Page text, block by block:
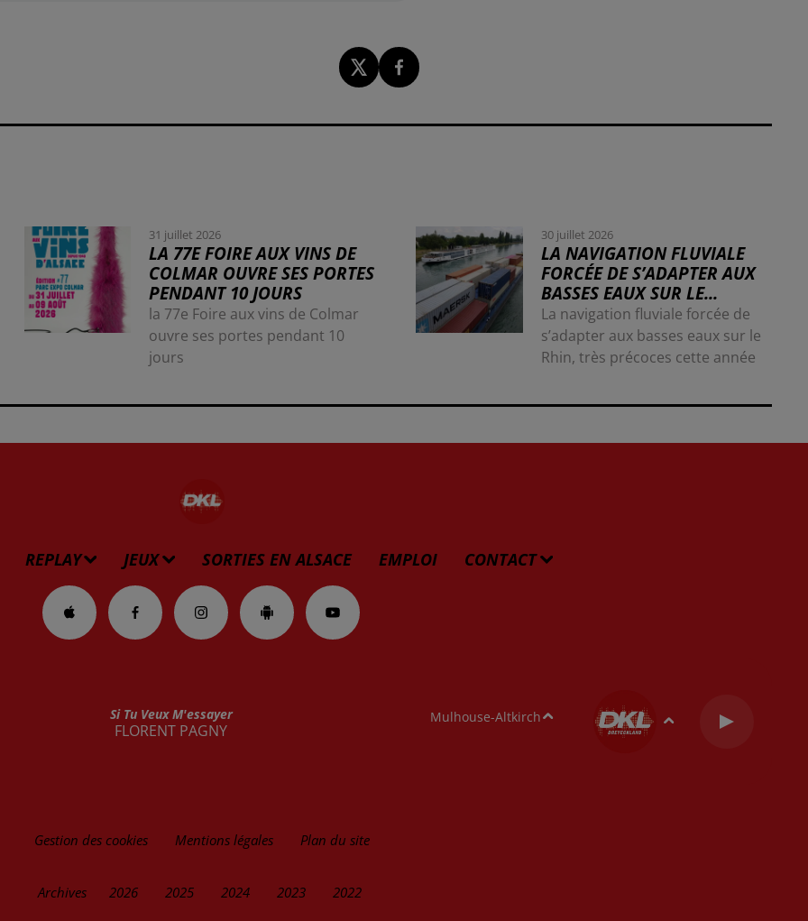
31 juillet 2026
LA 77E FOIRE AUX VINS DE
COLMAR OUVRE SES PORTES
PENDANT 10 JOURS
la 77e Foire aux vins de Colmar
ouvre ses portes pendant 10
jours
30 juillet 2026
LA NAVIGATION FLUVIALE
FORCÉE DE S’ADAPTER AUX
BASSES EAUX SUR LE...
La navigation fluviale forcée de
s’adapter aux basses eaux sur le
Rhin, très précoces cette année
REPLAY JEUX SORTIES EN ALSACE EMPLOI CONTACT
Si Tu Veux M'essayer
FLORENT PAGNY
Mulhouse-Altkirch
Gestion des cookies Mentions légales Plan du site
Archives 2026 2025 2024 2023 2022